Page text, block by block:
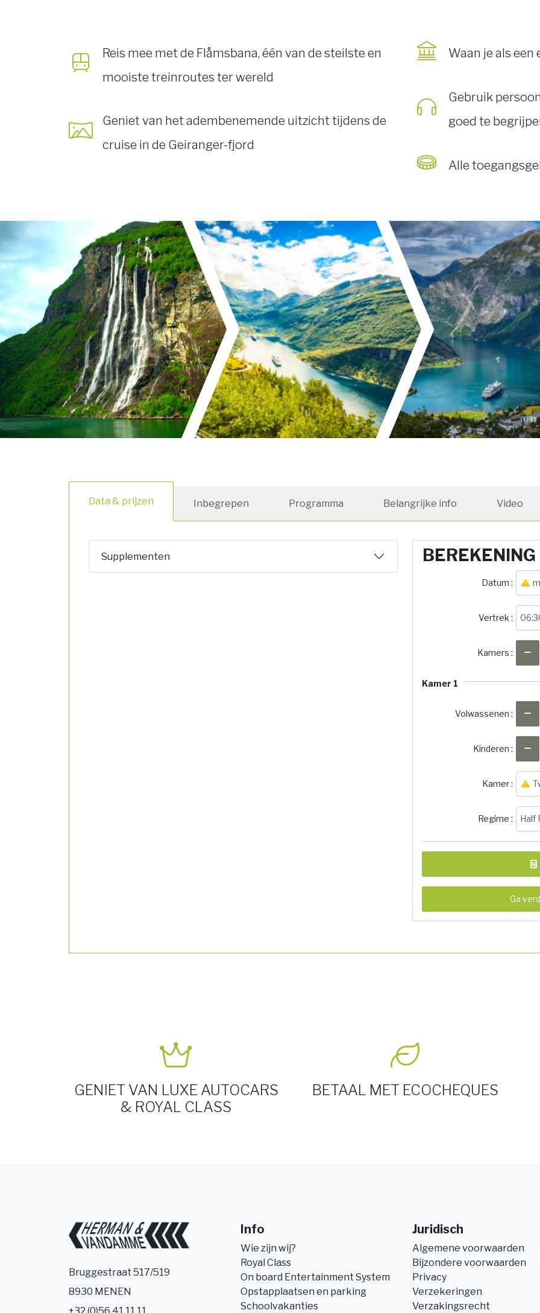
Reis mee met de Flåmsbana, één van de steilste en
mooiste treinroutes ter wereld
Geniet van het adembenemende uitzicht tijdens de
cruise in de Geiranger-fjord
Waan je als
Gebruik
goed te
Alle
Data & prijzen Inbegrepen Programma Belangrijke info Video
Supplementen BEREKENING
Datum :
Vertrek :
Kamers :
Kamer 1
Volwassenen :
Kinderen :
Kamer :
Regime : Half
Ga
GENIET VAN LUXE AUTOCARS
& ROYAL CLASS
BETAAL MET ECOCHEQUES
Bruggestraat 517/519
8930 MENEN
Info
Wie zijn wij?
Royal Class
On board Entertainment System
Opstapplaatsen en parking
Schoolvakanties
Juridisch
Algemene voorwaarden
Bijzondere voorwaarden
Privacy
Verzekeringen
Verzakingsrecht